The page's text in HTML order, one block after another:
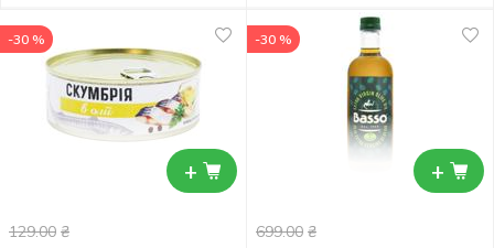
+
-30 %
129.00 ₴
+
-30 %
699.00 ₴